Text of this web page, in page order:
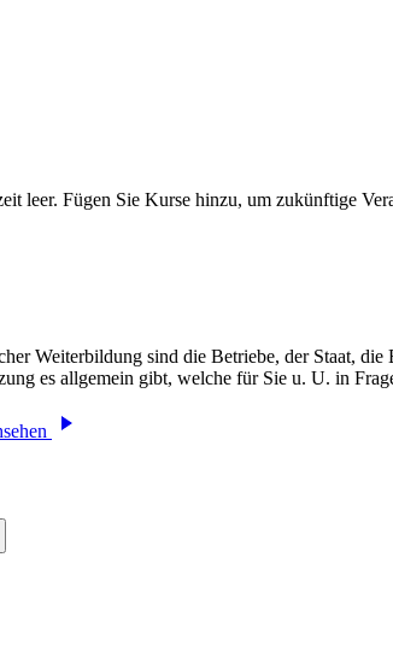
leer. Fügen Sie Kurse hinzu, um zukünftige
Weiterbildung sind die Betriebe, der Staat,
es allgemein gibt, welche für Sie u. U. in